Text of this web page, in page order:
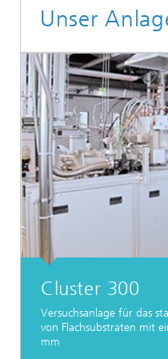
Unser
Cluster 300
Versuchsanlage für das
von Flachsubstraten mit
mm